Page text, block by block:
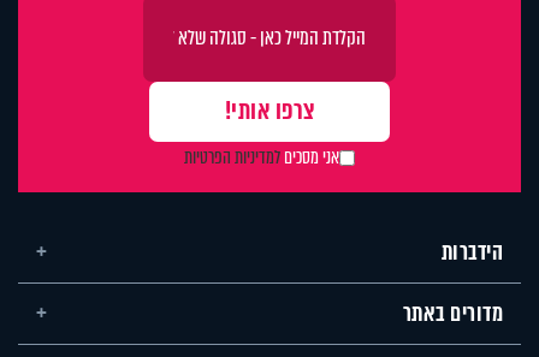
אני מסכיםלמדיניות הפרטיות
הידברות
מדורים באתר